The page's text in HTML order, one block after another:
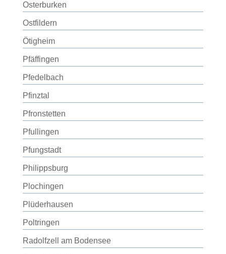
Osterburken
Ostfildern
Ötigheim
Pfäffingen
Pfedelbach
Pfinztal
Pfronstetten
Pfullingen
Pfungstadt
Philippsburg
Plochingen
Plüderhausen
Poltringen
Radolfzell am Bodensee